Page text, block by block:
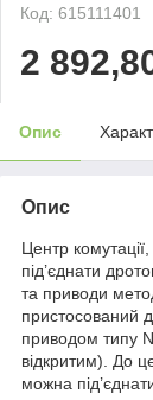
Код: 615111401
2
Опис
Опис
Центр
під’єднати
та приводи
пристосований
приводом типу
відкритим). До
можна